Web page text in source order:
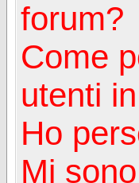
forum?
Come
utenti
Ho
Mi